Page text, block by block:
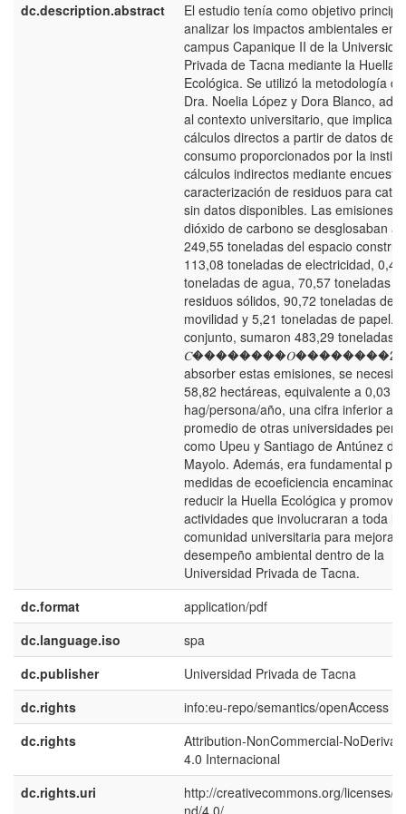
dc.description.abstract
El estudio tenía como objetivo
analizar los impactos ambientales en
campus Capanique II de la
Privada de Tacna mediante la Huella
Ecológica. Se utilizó la metodología
Dra. Noelia López y Dora Blanco,
al contexto universitario, que implicaba
cálculos directos a partir de datos de
consumo proporcionados por la
cálculos indirectos mediante
caracterización de residuos para
sin datos disponibles. Las emisiones
dióxido de carbono se desglosaban
249,55 toneladas del espacio
113,08 toneladas de electricidad, 0,42
toneladas de agua, 70,57 toneladas
residuos sólidos, 90,72 toneladas de
movilidad y 5,21 toneladas de papel.
conjunto, sumaron 483,29 toneladas
𝐶��������𝑂��������2.
absorber estas emisiones, se
58,82 hectáreas, equivalente a 0,03
hag/persona/año, una cifra inferior al
promedio de otras universidades
como Upeu y Santiago de Antúnez de
Mayolo. Además, era fundamental
medidas de ecoeficiencia
reducir la Huella Ecológica y promover
actividades que involucraran a toda la
comunidad universitaria para mejorar
desempeño ambiental dentro de la
Universidad Privada de Tacna.
dc.format
application/pdf
dc.language.iso
spa
dc.publisher
Universidad Privada de Tacna
dc.rights
info:eu-repo/semantics/openAccess
dc.rights
Attribution-NonCommercial-
4.0 Internacional
dc.rights.uri
http://creativecommons.org/licenses/